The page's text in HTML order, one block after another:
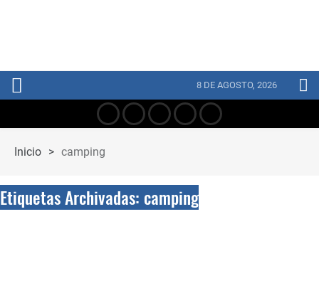
8 DE AGOSTO, 2026
Inicio > camping
Etiquetas Archivadas: camping